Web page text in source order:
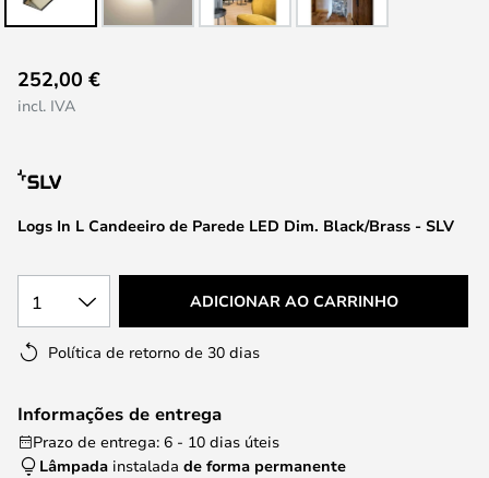
para
da
Galeria
deLogs In L Candeeiro de Parede LED Dim. Black/Brass - SLV
252,00 €
incl. IVA
1 ADICIONAR AO CARRINHO
Política de retorno de 30 dias
Informações de entrega
Prazo de entrega: 6 - 10 dias úteis
Lâmpada instalada de forma permanente